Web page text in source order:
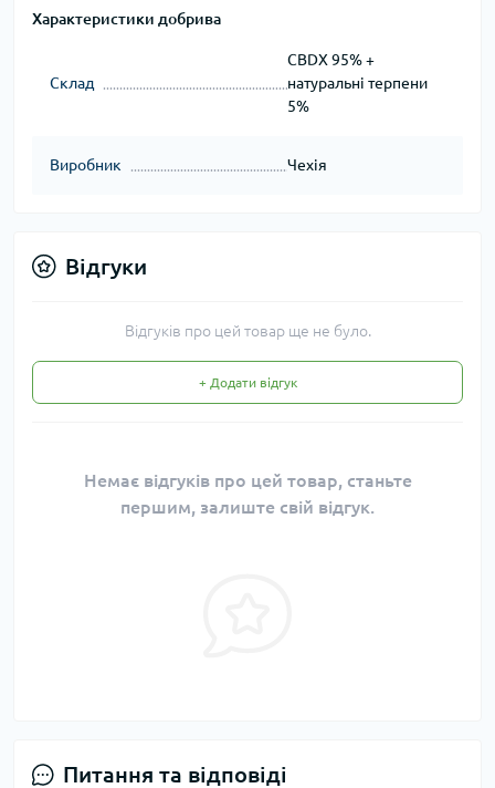
Характеристики добрива
Склад
CBDX 95% +
натуральні терпени
5%
Виробник Чехія
Відгуки
Відгуків про цей товар ще не було.
+ Додати відгук
Немає відгуків про цей товар, станьте
першим, залиште свій відгук.
Питання та відповіді